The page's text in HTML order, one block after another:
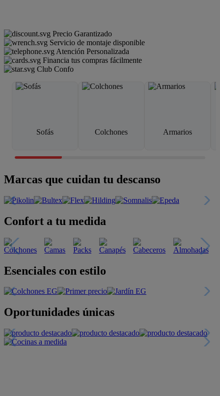
Precio Garantizado
Servicio de montaje disponible
Atención Personalizada
Financia tus compras fácilmente
Club Confo
Sofás Colchones Armarios
Marcas que cuidan tu descanso
Confort a tu medida
Esenciales con estilo
Oportunidades únicas